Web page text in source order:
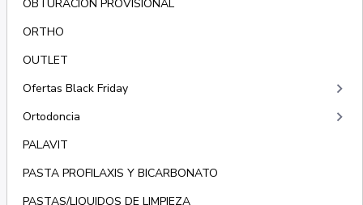
OBTURACIÓN PROVISIONAL
ORTHO
OUTLET
Ofertas Black Friday
keyboard_arrow_right
Ortodoncia keyboard_arrow_right
PALAVIT
PASTA PROFILAXIS Y BICARBONATO
PASTAS/LIQUIDOS DE LIMPIEZA